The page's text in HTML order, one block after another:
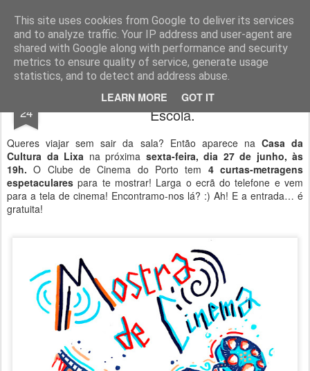
This site uses cookies from Google to deliver its services
and to analyze traffic. Your IP address and user-agent are
shared with Google along with performance and security
metrics to ensure quality of service, generate usage
statistics, and to detect and address abuse.
LEARN MORE GOT IT
Geopalavras
canal800 clique ZapCanal
24
Quatro curtas pelo Clube de Cinema da
Escola.
Queres viajar sem sair da sala? Então aparece na Casa da
Cultura da Lixa na próxima sexta-feira, dia 27 de junho, às
19h. O Clube de Cinema do Porto tem 4 curtas-metragens
espetaculares para te mostrar! Larga o ecrã do telefone e vem
para a tela de cinema! Encontramo-nos lá? :) Ah! E a entrada… é
gratuita!